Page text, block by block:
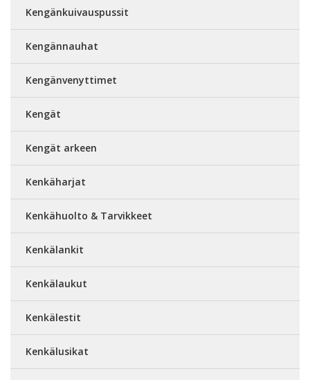
Kengänkuivauspussit
Kengännauhat
Kengänvenyttimet
Kengät
Kengät arkeen
Kenkäharjat
Kenkähuolto & Tarvikkeet
Kenkälankit
Kenkälaukut
Kenkälestit
Kenkälusikat